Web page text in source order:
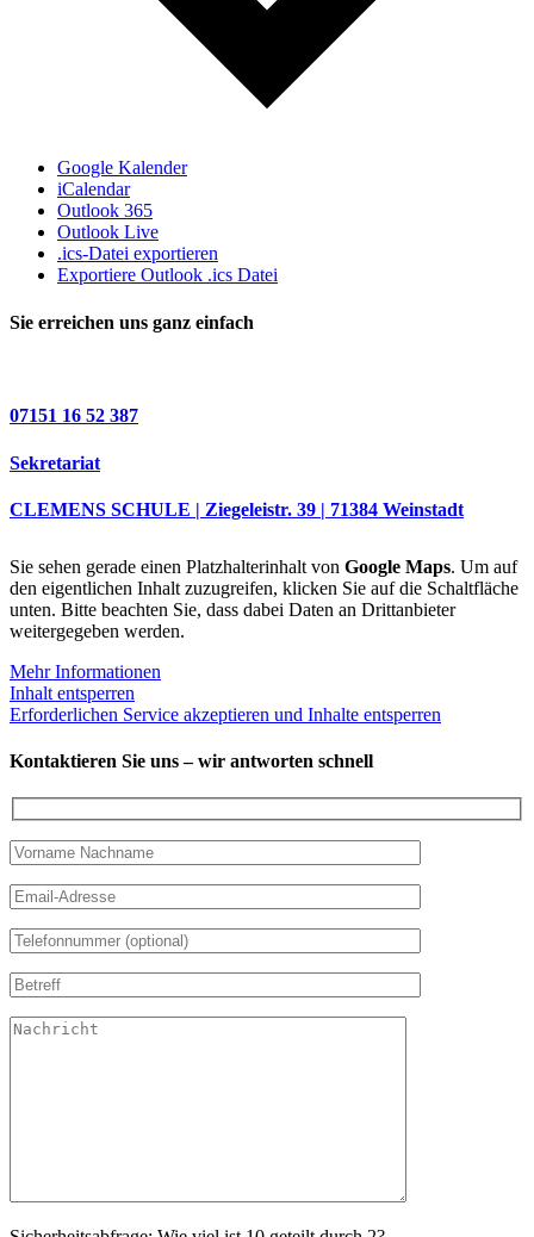
Google Kalender
iCalendar
Outlook 365
Outlook Live
.ics-Datei exportieren
Exportiere Outlook .ics Datei
Sie erreichen uns ganz einfach
07151 16 52 387
Sekretariat
CLEMENS SCHULE | Ziegeleistr. 39 | 71384 Weinstadt
Sie sehen gerade einen Platzhalterinhalt von Google Maps. Um auf
den eigentlichen Inhalt zuzugreifen, klicken Sie auf die Schaltfläche
unten. Bitte beachten Sie, dass dabei Daten an Drittanbieter
weitergegeben werden.
Mehr Informationen
Inhalt entsperren
Erforderlichen Service akzeptieren und Inhalte entsperren
Kontaktieren Sie uns – wir antworten schnell